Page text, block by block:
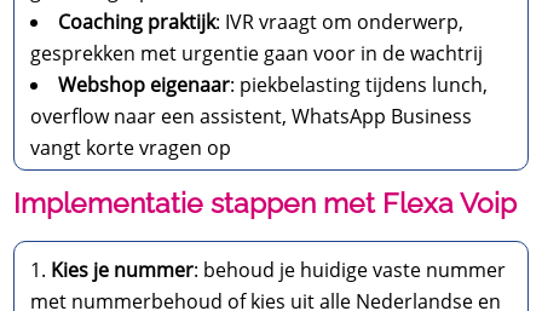
Coaching praktijk: IVR vraagt om onderwerp,
gesprekken met urgentie gaan voor in de wachtrij
Webshop eigenaar: piekbelasting tijdens lunch,
overflow naar een assistent, WhatsApp Business
vangt korte vragen op
Implementatie stappen met Flexa Voip
Kies je nummer: behoud je huidige vaste nummer
met nummerbehoud of kies uit alle Nederlandse en